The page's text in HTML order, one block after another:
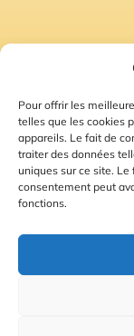
Pour offrir les
telles que les cookies
appareils. Le fait de
traiter des données
uniques sur ce site.
consentement peut
fonctions.